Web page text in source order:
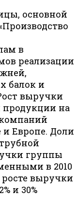
основной
в
реализации
балок и
выручки
продукции на
компаний
Европе. Доли
группы
в 2010
росте выручки
и 30%